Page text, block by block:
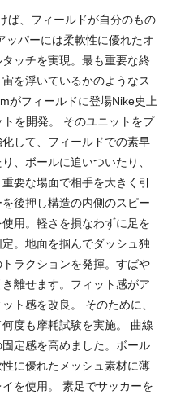
ば、フィールドが自分のもの
ッパーには柔軟性に優れたオ
ッチを実現。最も重要な終
を浮いているかのようなス
がフィールドに登場Nike史上
を開発。 そのユニットをプ
して、フィールドでの素早
、ボールに追いついたり、
要な場面で相手を大きく引
後押し構造の内側のスピー
用。軽さを損なわずに足を
。地面を掴んでダッシュ独
ラクションを発揮。すばや
離せます。フィット感がア
ト感を改良。 そのために、
度も摩耗試験を実施。 曲線
定感を高めました。ボール
に優れたメッシュ素材に薄
を使用。 素足でサッカーを